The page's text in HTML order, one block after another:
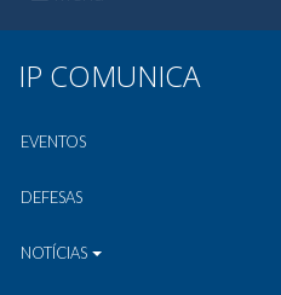
IP COMUNICA
EVENTOS
DEFESAS
NOTÍCIAS